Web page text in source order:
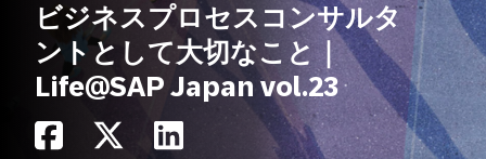
ビジネスプロセスコンサルタ
ントとして大切なこと｜
Life@SAP Japan vol.23